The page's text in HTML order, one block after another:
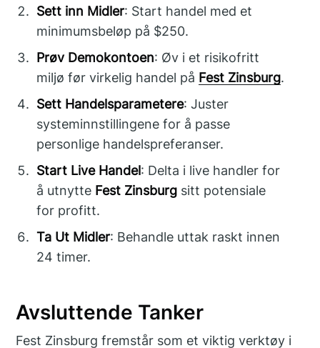
Sett inn Midler: Start handel med et
minimumsbeløp på $250.
Prøv Demokontoen: Øv i et risikofritt
miljø før virkelig handel på Fest Zinsburg.
Sett Handelsparametere: Juster
systeminnstillingene for å passe
personlige handelspreferanser.
Start Live Handel: Delta i live handler for
å utnytte Fest Zinsburg sitt potensiale
for profitt.
Ta Ut Midler: Behandle uttak raskt innen
24 timer.
Avsluttende Tanker
Fest Zinsburg fremstår som et viktig verktøy i